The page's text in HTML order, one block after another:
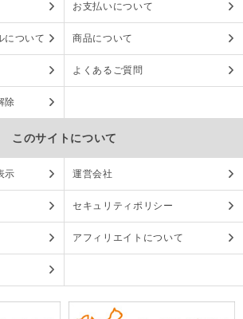
お支払いについて
について 商品について
よくあるご質問
除
このサイトについて
示 運営会社
セキュリティポリシー
アフィリエイトについて